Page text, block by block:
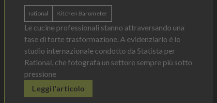
rational Kitchen Barometer
Le cucine professionali stanno attraversando una
fase di forte trasformazione. A evidenziarlo è lo
studio internazionale condotto da Statista per
Rational, che fotografa un settore sempre più sotto
pressione
Leggi l'articolo